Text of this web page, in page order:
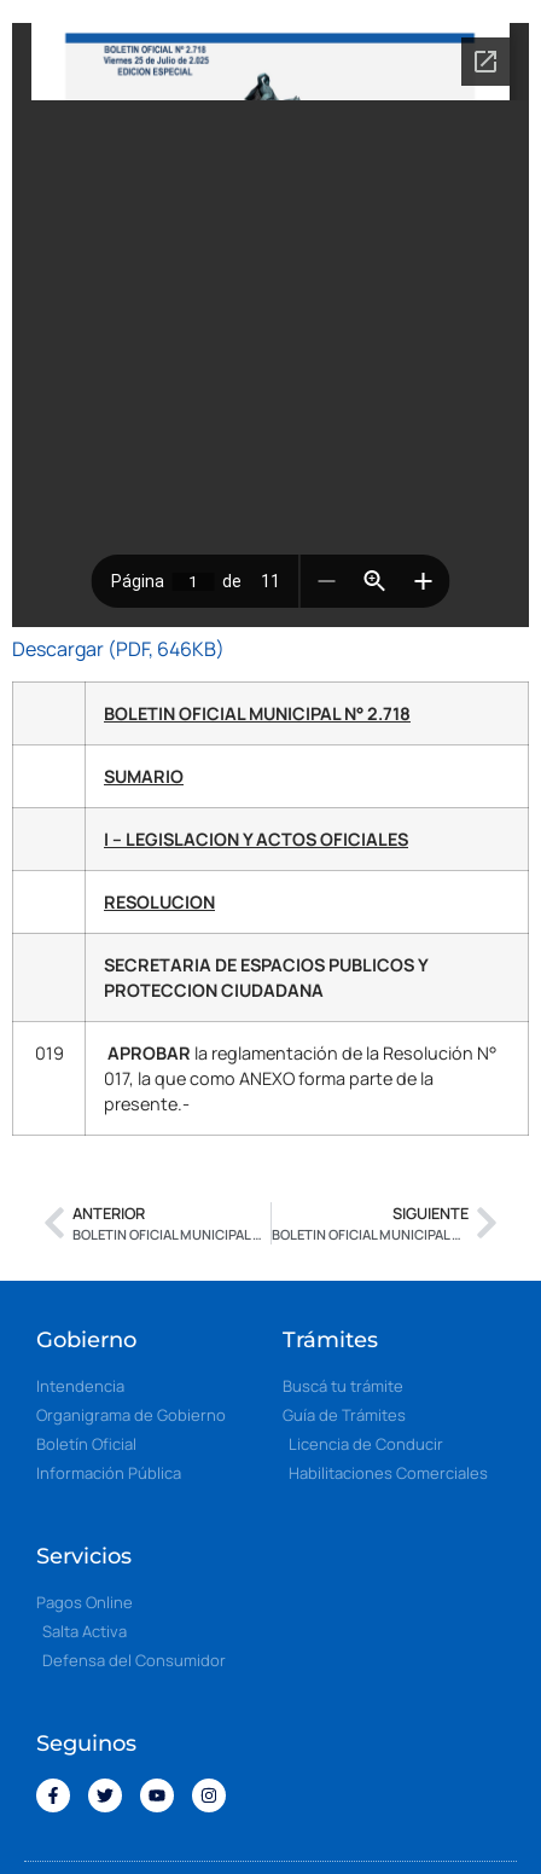
Descargar (PDF, 646KB)
BOLETIN OFICIAL MUNICIPAL N° 2.718
SUMARIO
I – LEGISLACION Y ACTOS OFICIALES
RESOLUCION
SECRETARIA DE ESPACIOS PUBLICOS Y
PROTECCION CIUDADANA
019 APROBAR la reglamentación de la Resolución N°
017, la que como ANEXO forma parte de la
presente.-
ANTERIOR
BOLETIN OFICIAL MUNICIPAL Nº 2.717 – CON FIRMA DIGITAL – EDICION ESPECIAL
SIGUIENTE
BOLETIN OFICIAL MUNICIPAL Nº 2.719 – CON FIRMA DIGITAL
Gobierno
Intendencia
Organigrama de Gobierno
Boletín Oficial
Información Pública
Trámites
Buscá tu trámite
Guía de Trámites
Licencia de Conducir
Habilitaciones Comerciales
Servicios
Pagos Online
Salta Activa
Defensa del Consumidor
Seguinos